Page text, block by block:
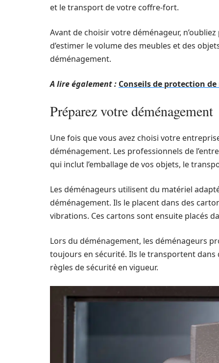
et le transport de votre coffre-fort.
Avant de choisir votre déménageur,
d’estimer le volume des meubles et des
déménagement.
A lire également : Conseils de protection
Préparez votre déménagement
Une fois que vous avez choisi votre
déménagement. Les professionnels de
qui inclut l’emballage de vos objets, le
Les déménageurs utilisent du matériel
déménagement. Ils le placent dans des
vibrations. Ces cartons sont ensuite placés
Lors du déménagement, les déménageurs
toujours en sécurité. Ils le transportent
règles de sécurité en vigueur.